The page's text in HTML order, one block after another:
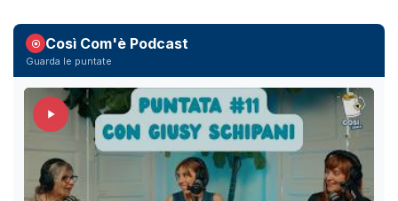
Così Com'è Podcast
Guarda le puntate